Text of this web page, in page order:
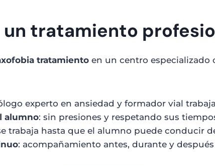
un tratamiento
tratamiento en un centro especializado
experto en ansiedad y formador vial
alumno: sin presiones y respetando sus
trabaja hasta que el alumno puede conducir
: acompañamiento antes, durante y